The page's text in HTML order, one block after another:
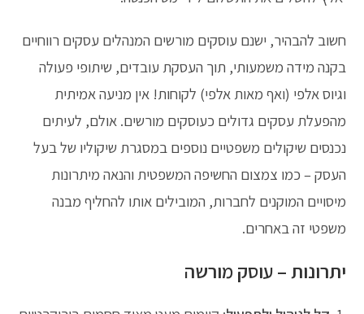
חשוב להבהיר, ישנם עוסקים מורשים המנהלים עסקים רווחיים
בקנה מידה משמעותי, תוך העסקת עובדים, שיתופי פעולה
וגיוס אלפי (ואף מאות אלפי) לקוחות! אין מניעה אמיתית
מהפעלת עסקים גדולים כעוסקים מורשים. אולם, לעיתים
נכנסים שיקולים משפטיים נוספים במסגרת שיקוליו של בעל
העסק – כמו צמצום החשיפה המשפטית והנאה מיתרונות
מיסויים המוקנים לחברות, המובילים אותו להחליף מבנה
משפטי זה באחרים.
יתרונות – עוסק מורשה